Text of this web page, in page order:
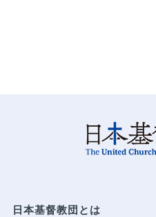
日本基督教団とは